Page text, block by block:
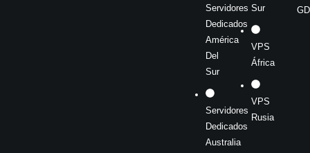
Servidores
Dedicados
América
Del
Sur
Servidores
Dedicados
Australia
Sur
VPS
África
VPS
Rusia